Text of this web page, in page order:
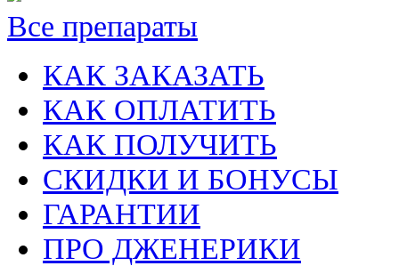
Все препараты
КАК ЗАКАЗАТЬ
КАК ОПЛАТИТЬ
КАК ПОЛУЧИТЬ
СКИДКИ И БОНУСЫ
ГАРАНТИИ
ПРО ДЖЕНЕРИКИ